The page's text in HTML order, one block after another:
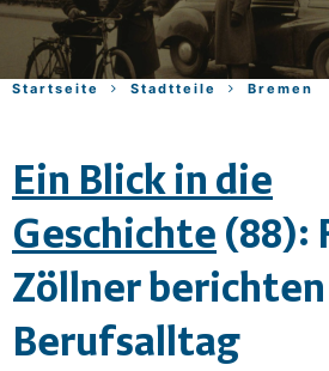
Startseite Stadtteile Bremen
Ein Blick in die
Geschichte (88):
Zöllner
Berufsalltag